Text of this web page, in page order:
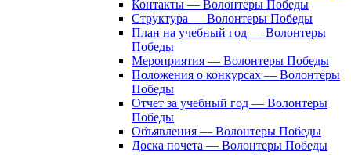
Контакты — Волонтеры Победы
Структура — Волонтеры Победы
План на учебный год — Волонтеры
Победы
Мероприятия — Волонтеры Победы
Положения о конкурсах — Волонтеры
Победы
Отчет за учебный год — Волонтеры
Победы
Объявления — Волонтеры Победы
Доска почета — Волонтеры Победы